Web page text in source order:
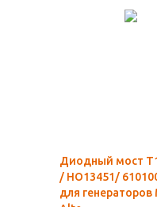
Диодный мост
/ HO13451/
для генераторов